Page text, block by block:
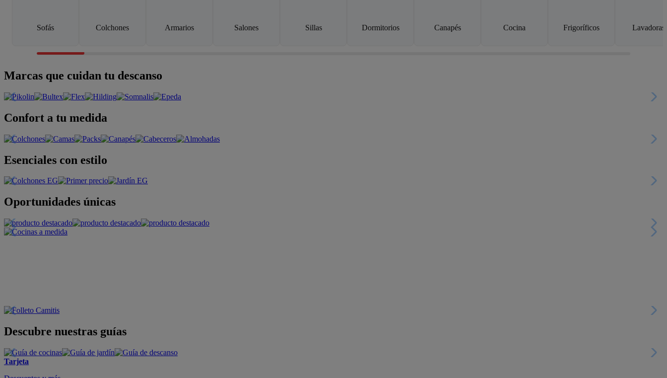
Sofás Colchones Armarios Salones Sillas Dormitorios Canapés Cocina Frigoríficos Lavadoras
Marcas que cuidan tu descanso
Confort a tu medida
Esenciales con estilo
Oportunidades únicas
Descubre nuestras guías
Tarjeta